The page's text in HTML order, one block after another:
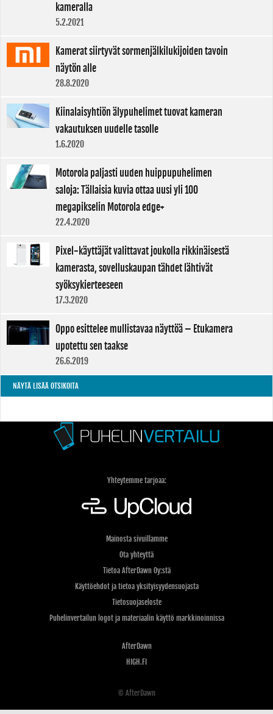
kameralla
5.2.2021
Kamerat siirtyvät sormenjälkilukijoiden tavoin
näytön alle
28.8.2020
Kiinalaisyhtiön älypuhelimet tuovat kameran
vakautuksen uudelle tasolle
1.6.2020
Motorola paljasti uuden huippupuhelimen
saloja: Tällaisia kuvia ottaa uusi yli 100
megapikselin Motorola edge+
22.4.2020
Pixel-käyttäjät valittavat joukolla rikkinäisestä
kamerasta, sovelluskaupan tähdet lähtivät
syöksykierteeseen
17.3.2020
Oppo esittelee mullistavaa näyttöä – Etukamera
upotettu sen taakse
26.6.2019
NÄYTÄ LISÄÄ OTSIKOITA
Yhteytemme tarjoaa:
Mainosta sivuillamme
Ota yhteyttä
Tietoa AfterDawn Oy:stä
Käyttöehdot ja tietoa yksityisyydensuojasta
Tietosuojaseloste
Puhelinvertailun logot ja materiaalin käyttö markkinoinnissa
AfterDawn
HIGH.FI
© AfterDawn